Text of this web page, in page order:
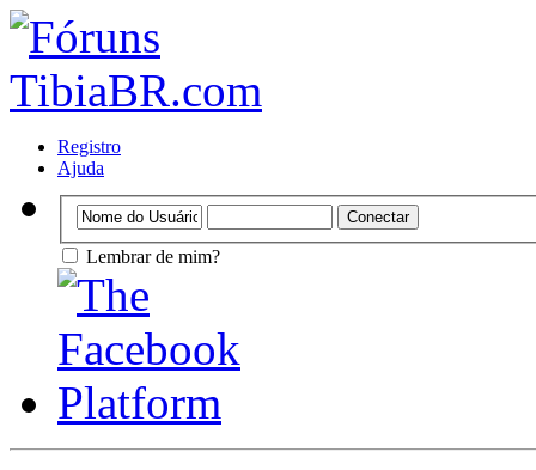
Registro
Ajuda
Lembrar de mim?